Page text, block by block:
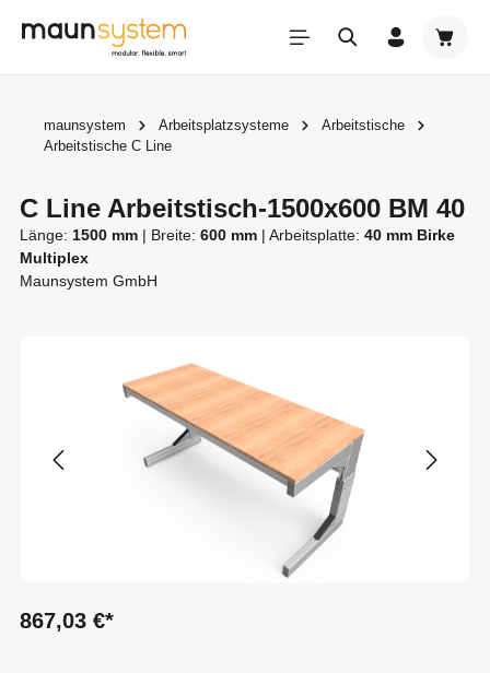
Zum Hauptinhalt springen
maunsystem Arbeitsplatzsysteme
Arbeitstische
Arbeitstische C Line
C Line Arbeitstisch-1500x600 BM 40
Länge: 1500 mm | Breite: 600 mm | Arbeitsplatte: 40 mm Birke
Multiplex
Maunsystem GmbH
867,03 €*